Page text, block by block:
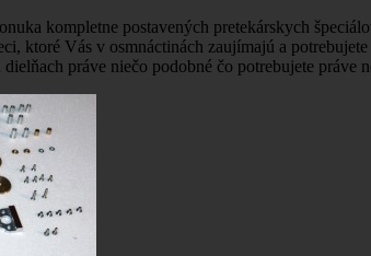
kompletne postavených pretekárskych
ktoré Vás v osmnáctinách zaujímajú a potrebujete
práve niečo podobné čo potrebujete práve